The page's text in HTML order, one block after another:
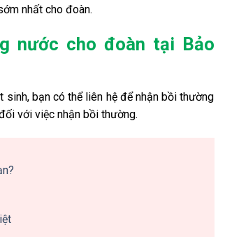
nhất cho đoàn.
nước cho đoàn tại Bảo
bạn có thể liên hệ để nhận bồi thường
với việc nhận bồi thường.